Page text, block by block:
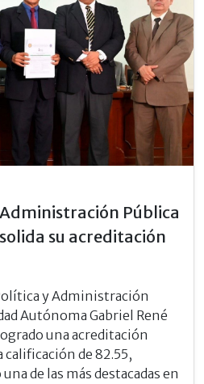
Pública
su acreditación
y Administración
Autónoma Gabriel René
una acreditación
de 82.55,
de las más destacadas en